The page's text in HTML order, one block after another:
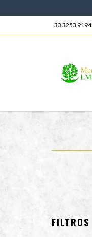
33 3253 9194
FILTROS